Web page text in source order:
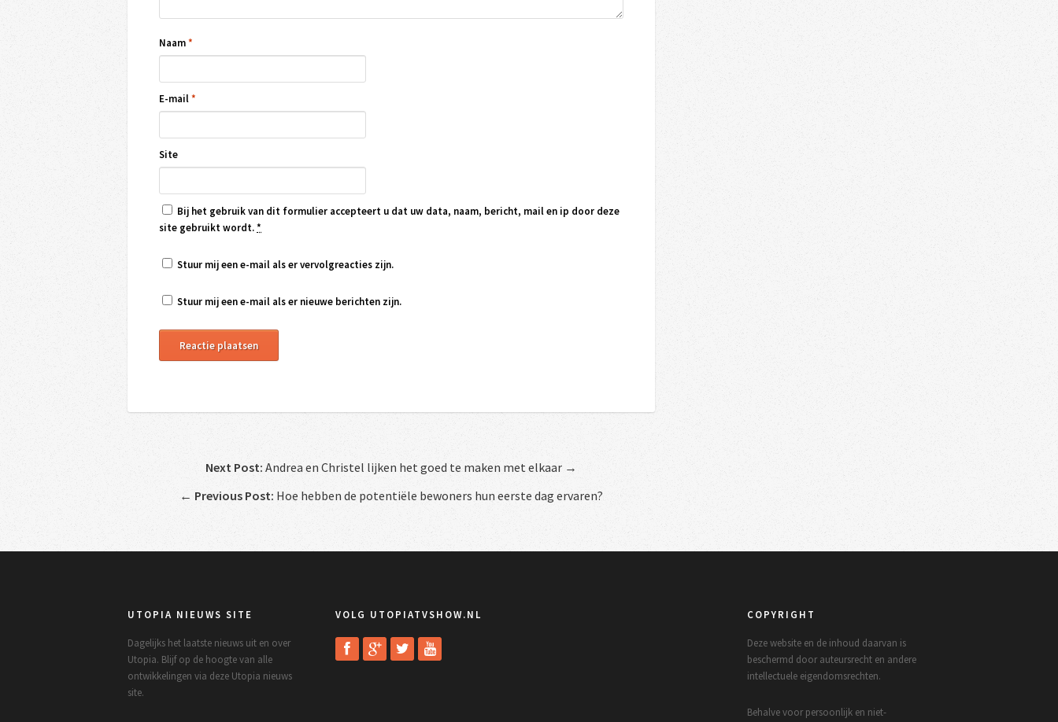
Naam*
E-mail*
Site
Bij het gebruik van dit formulier accepteert u dat uw data, naam, bericht, mail en ip door deze
site gebruikt wordt.*
Stuur mij een e-mail als er vervolgreacties zijn.
Stuur mij een e-mail als er nieuwe berichten zijn.
Next Post: Andrea en Christel lijken het goed te maken met elkaar →
← Previous Post: Hoe hebben de potentiële bewoners hun eerste dag ervaren?
UTOPIA NIEUWS SITE
Dagelijks het laatste nieuws uit en over
Utopia. Blijf op de hoogte van alle
ontwikkelingen via deze Utopia nieuws
site.
VOLG UTOPIATVSHOW.NL COPYRIGHT
Deze website en de inhoud daarvan is
beschermd door auteursrecht en andere
intellectuele eigendomsrechten.
Behalve voor persoonlijk en niet-